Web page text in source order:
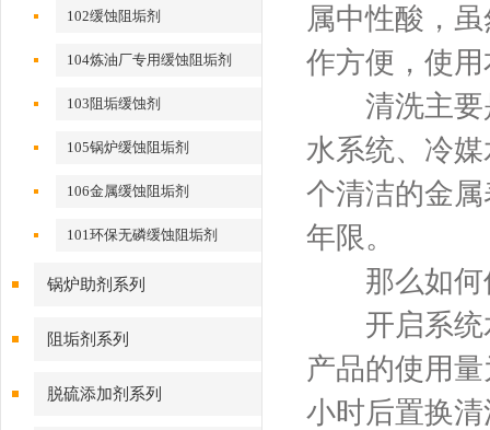
102缓蚀阻垢剂
104炼油厂专用缓蚀阻垢剂
103阻垢缓蚀剂
105锅炉缓蚀阻垢剂
106金属缓蚀阻垢剂
101环保无磷缓蚀阻垢剂
锅炉助剂系列
阻垢剂系列
脱硫添加剂系列
属中性酸，
作方便，使
清洗主要是
水系统、冷
个清洁的金
年限。
那么如何
开启系统水
产品的使用
小时后置换